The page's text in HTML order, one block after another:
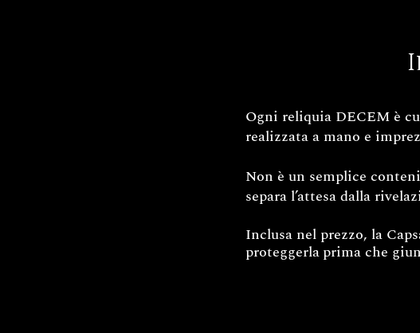
Ogni reliquia DECEM è
realizzata a mano e
Non è un semplice
separa l’attesa dalla
Inclusa nel prezzo, la
proteggerlaprima che